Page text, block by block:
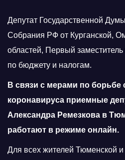
Депутат Государственной
Собрания РФ от Курганской,
областей, Первый
по бюджету и налогам.
В связи с мерами по борьбе
коронавируса приемные
Александра Ремезкова в
работают в режиме онлайн.
Для всех жителей Тюменской и